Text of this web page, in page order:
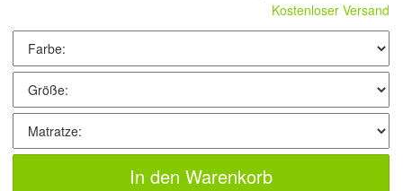
Kostenloser Versand
In den Warenkorb